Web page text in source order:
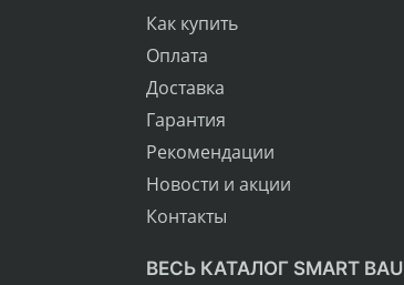
Как купить
Оплата
Доставка
Гарантия
Рекомендации
Новости и акции
Контакты
ВЕСЬ КАТАЛОГ SMART BAU